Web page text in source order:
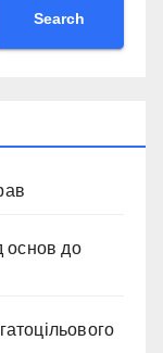
Search
основ до